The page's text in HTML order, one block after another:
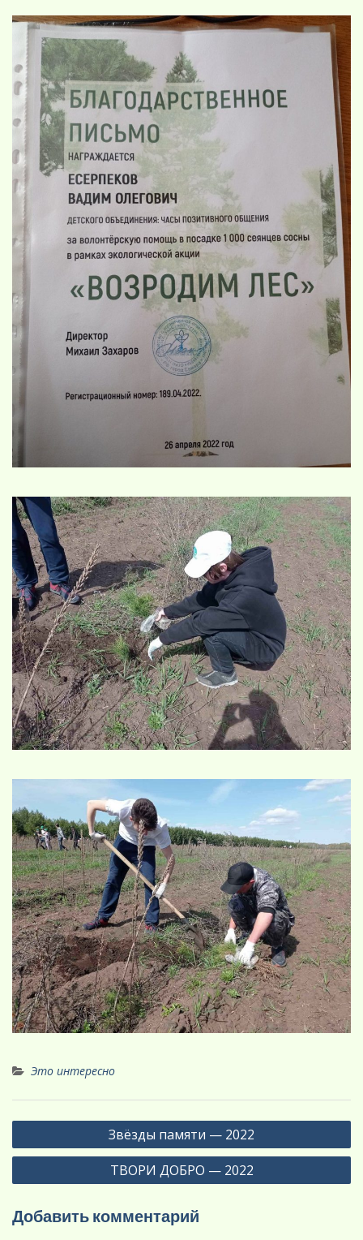
Это интересно
Навигация
по
Звёзды памяти — 2022
ТВОРИ ДОБРО — 2022
Добавить комментарий